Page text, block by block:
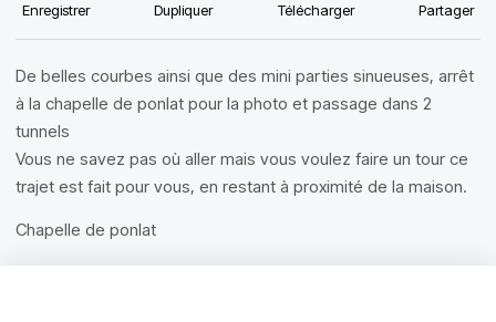
Enregistrer Dupliquer Télécharger Partager
De belles courbes ainsi que des mini parties sinueuses, arrêt
à la chapelle de ponlat pour la photo et passage dans 2
tunnels
Vous ne savez pas où aller mais vous voulez faire un tour ce
trajet est fait pour vous, en restant à proximité de la maison.
Chapelle de ponlat